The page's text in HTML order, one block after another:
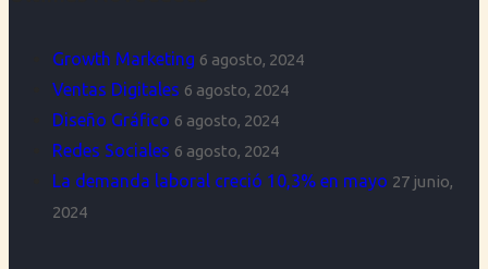
Growth Marketing 6 agosto, 2024
Ventas Digitales 6 agosto, 2024
Diseño Gráfico 6 agosto, 2024
Redes Sociales 6 agosto, 2024
La demanda laboral creció 10,3% en mayo 27 junio,
2024